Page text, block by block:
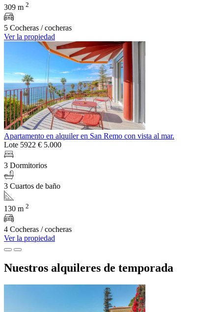
309 m 2
5 Cocheras / cocheras
Ver la propiedad
Apartamento en alquiler en San Remo con vista al mar.
Lote 5922 € 5.000
3 Dormitorios
3 Cuartos de baño
130 m 2
4 Cocheras / cocheras
Ver la propiedad
Nuestros alquileres de temporada